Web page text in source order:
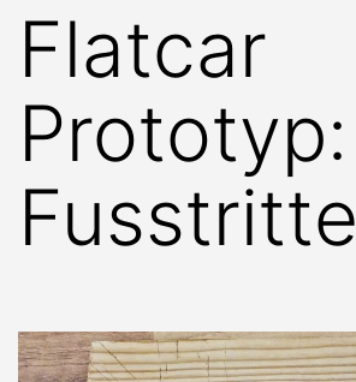
Flatcar
Prototyp:
Fusstritte